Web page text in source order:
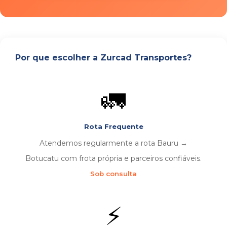
Por que escolher a Zurcad Transportes?
🚛
Rota Frequente
Atendemos regularmente a rota Bauru →
Botucatu com frota própria e parceiros confiáveis.
Sob consulta
⚡